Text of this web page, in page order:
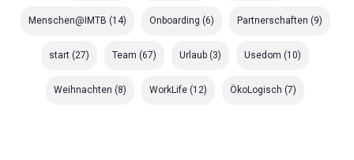
Menschen@IMTB (14) Onboarding (6) Partnerschaften (9)
start (27) Team (67) Urlaub (3) Usedom (10)
Weihnachten (8) WorkLife (12) ÖkoLogisch (7)